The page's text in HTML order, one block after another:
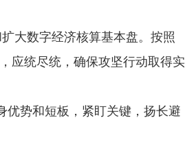
大数字经济核算基本盘。按照
应统尽统，确保攻坚行动取得实
优势和短板，紧盯关键，扬长避